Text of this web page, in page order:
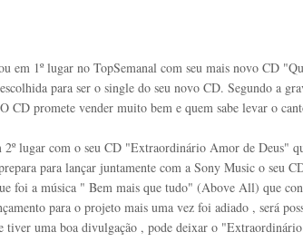
em 1º lugar no TopSemanal com seu mais novo CD
para ser o single do seu novo CD. Segundo a
CD promete vender muito bem e quem sabe levar o
lugar com o seu CD "Extraordinário Amor de Deus"
para lançar juntamente com a Sony Music o seu
foi a música " Bem mais que tudo" (Above All) que
para o projeto mais uma vez foi adiado , será
tiver uma boa divulgação , pode deixar o